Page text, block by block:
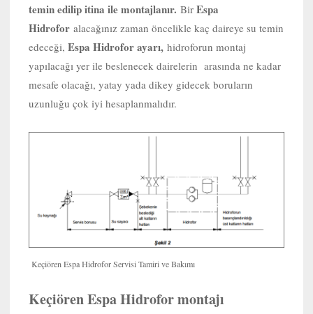
temin edilip itina ile montajlanır. Bir Espa
Hidrofor alacağınız zaman öncelikle kaç daireye su temin
edeceği, Espa Hidrofor ayarı, hidroforun montaj
yapılacağı yer ile beslenecek dairelerin arasında ne kadar
mesafe olacağı, yatay yada dikey gidecek boruların
uzunluğu çok iyi hesaplanmalıdır.
Keçiören Espa Hidrofor Servisi Tamiri ve Bakımı
Keçiören Espa Hidrofor montajı